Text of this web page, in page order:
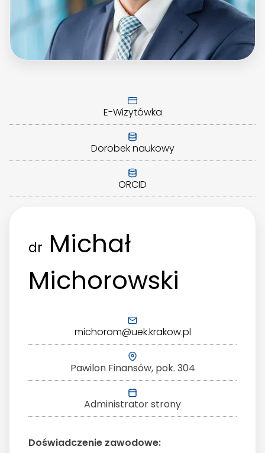
E-Wizytówka
Dorobek naukowy
ORCID
dr Michał
Michorowski
michorom@uek.krakow.pl
Pawilon Finansów, pok. 304
Administrator strony
Doświadczenie zawodowe: